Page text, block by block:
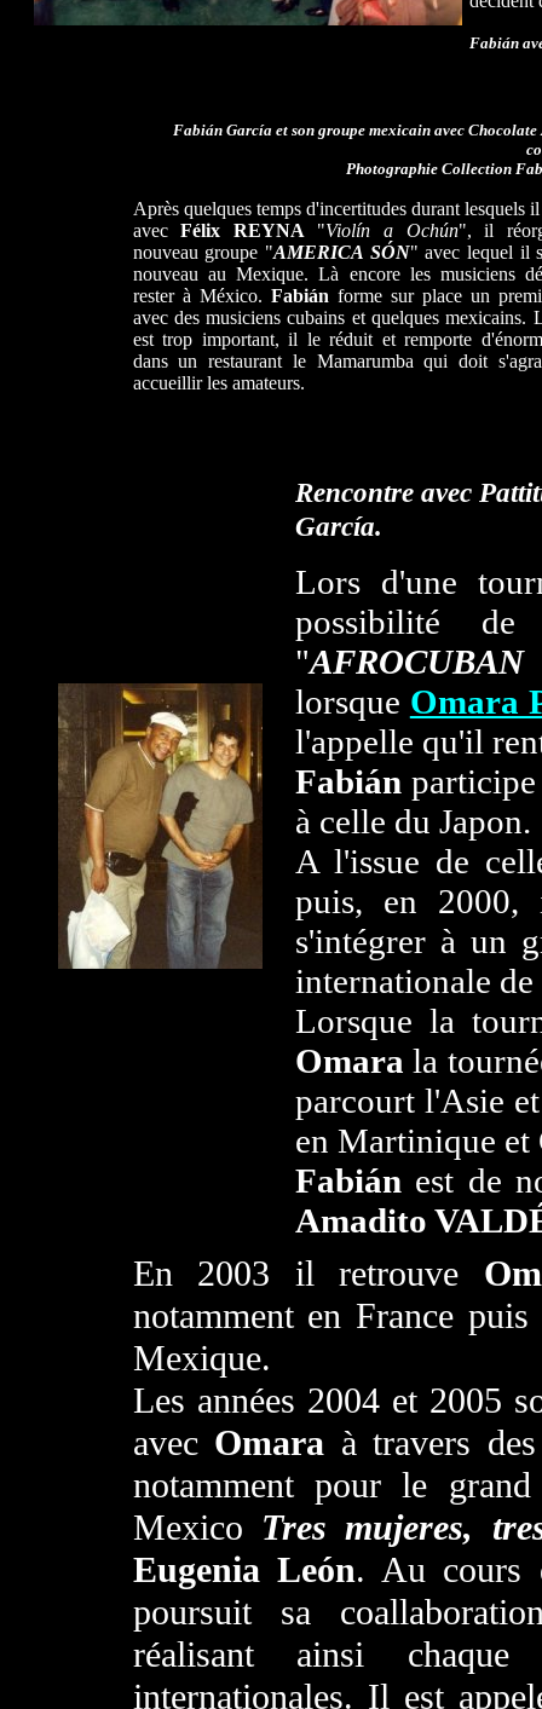
Fabián
Fabián García et son groupe mexicain avec Chocolate
Photographie Collection
Après quelques temps d'incertitudes durant lesquels
avecFélix REYNA "Violín a Ochún", il
nouveau groupe "AMERICA SÓN" avec lequel il
nouveau au Mexique. Là encore les musiciens
rester à México. Fabián forme sur place un
avec des musiciens cubains et quelques mexicains.
est trop important, il le réduit et remporte
dans un restaurant le Mamarumba qui doit
accueillir les amateurs.
Rencontre avec
García.
Lors d'une
possibilité
"
lorsque Omara
l'appelle qu'il
Fabián
à celle du Japon.
A l'issue de
puis, en
s'intégrer à un
internationale
Lorsque la
Omara la
parcourt l'Asie
en Martinique et
Fabián est de
Amadito
En 2003 il retrouve
notamment en France
Mexique.
Les années 2004 et 2005
avec Omara à travers
notamment pour le
Mexico Tres mujeres,
Eugenia León. Au cours
poursuit sa
réalisant ainsi
internationales. Il est